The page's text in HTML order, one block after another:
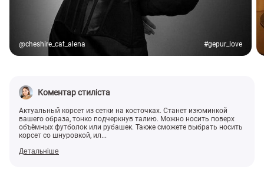
@cheshire_cat_alena #gepur_love
Коментар стиліста
Актуальный корсет из сетки на косточках. Станет изюминкой
вашего образа, тонко подчеркнув талию. Можно носить поверх
объёмных футболок или рубашек. Также сможете выбрать носить
корсет со шнуровкой, ил...
Детальніше